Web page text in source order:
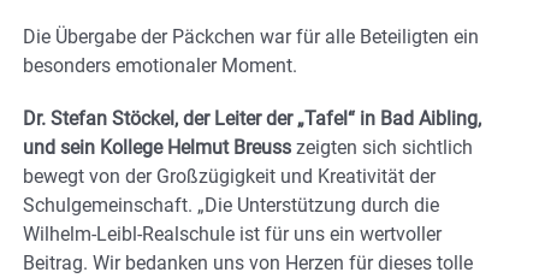
Die Übergabe der Päckchen war für alle Beteiligten ein
besonders emotionaler Moment.
Dr. Stefan Stöckel, der Leiter der „Tafel“ in Bad Aibling,
und sein Kollege Helmut Breuss zeigten sich sichtlich
bewegt von der Großzügigkeit und Kreativität der
Schulgemeinschaft. „Die Unterstützung durch die
Wilhelm-Leibl-Realschule ist für uns ein wertvoller
Beitrag. Wir bedanken uns von Herzen für dieses tolle